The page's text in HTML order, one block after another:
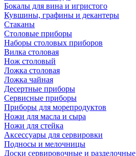
Бокалы для вина и игристого
Кувшины, графины и декантеры
Стаканы
Столовые приборы
Наборы столовых приборов
Вилка столовая
Нож столовый
Ложка столовая
Ложка чайная
Десертные приборы
Сервисные приборы
Приборы для морепродуктов
Ножи для масла и сыра
Ножи для стейка
Аксессуары для сервировки
Подносы и мелочницы
Доски сервировочные и разделочные